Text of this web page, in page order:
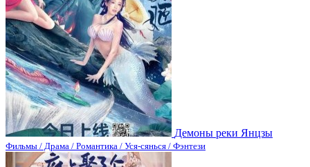
Демоны реки Янцзы
Фильмы / Драма / Романтика / Уся-сянься / Фэнтези